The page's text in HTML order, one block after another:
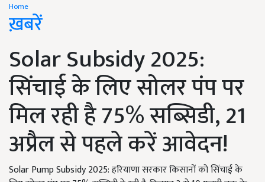
Home
ख़बरें
Solar Subsidy 2025:
सिंचाई के लिए सोलर पंप पर
मिल रही है 75% सब्सिडी, 21
अप्रैल से पहले करें आवेदन!
Solar Pump Subsidy 2025: हरियाणा सरकार किसानों को सिंचाई के